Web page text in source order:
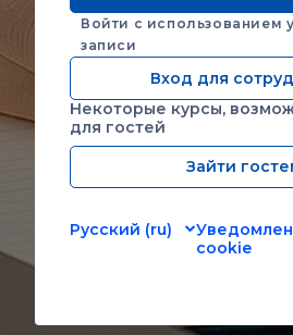
Войти с использованием
записи
Вход для
Некоторые курсы,
для гостей
Зайти
Русский ‎(ru)‎
cookie